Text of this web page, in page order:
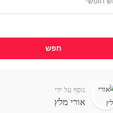
חפש
נוסף על ידי
אורי מלץ